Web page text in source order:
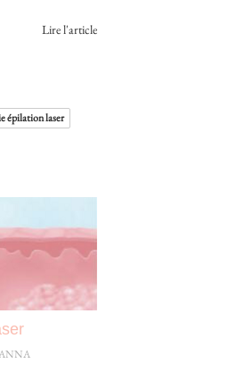
Lire l'article
épilation laser